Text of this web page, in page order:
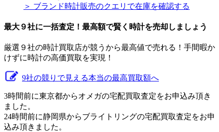
＞ ブランド時計販売のクエリで在庫を確認する
最大９社に一括査定！ 最高額で賢く時計を売却しましょう
厳選９社の時計買取店が競うから最高値で売れる！手間暇か
けずに時計の高価買取を実現！
9社の競りで見える本当の最高買取額へ
3時間前に東京都からオメガの宅配買取査定をお申込み頂き
ました。
24時間前に静岡県からブライトリングの宅配買取査定をお申
込み頂きました。